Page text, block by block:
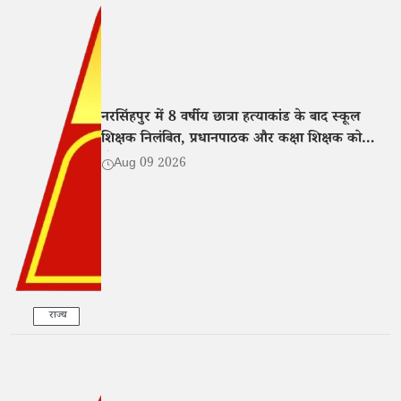
राज्य
नरसिंहपुर में 8 वर्षीय छात्रा हत्याकांड के बाद स्कूल
शिक्षक निलंबित, प्रधानपाठक और कक्षा शिक्षक को
नोटिस
Aug 09 2026